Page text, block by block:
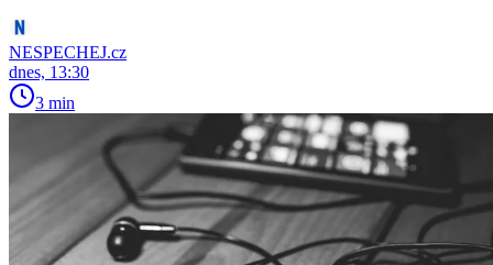
NESPECHEJ.cz
dnes, 13:30
3 min